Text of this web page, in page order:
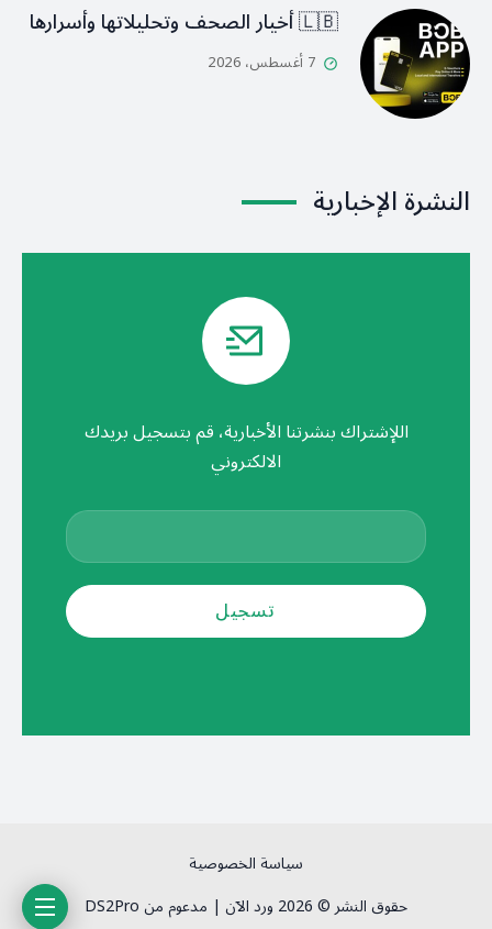
🇱🇧 أخيار الصحف وتحليلاتها وأسرارها
7 أغسطس، 2026
النشرة الإخبارية
اللإشتراك بنشرتنا الأخبارية، قم بتسجيل بريدك
الالكتروني
سياسة الخصوصية
حقوق النشر © 2026 ورد الآن | مدعوم من DS2Pro